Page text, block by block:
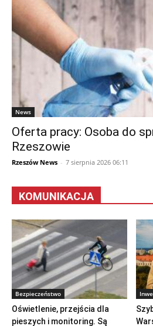
News
Oferta pracy: Osoba do
Rzeszowie
Rzeszów News - 7 sierpnia 2026 06:11
KOMUNIKACJA
Bezpieczeństwo
Oświetlenie, przejścia dla
pieszych i monitoring. Są